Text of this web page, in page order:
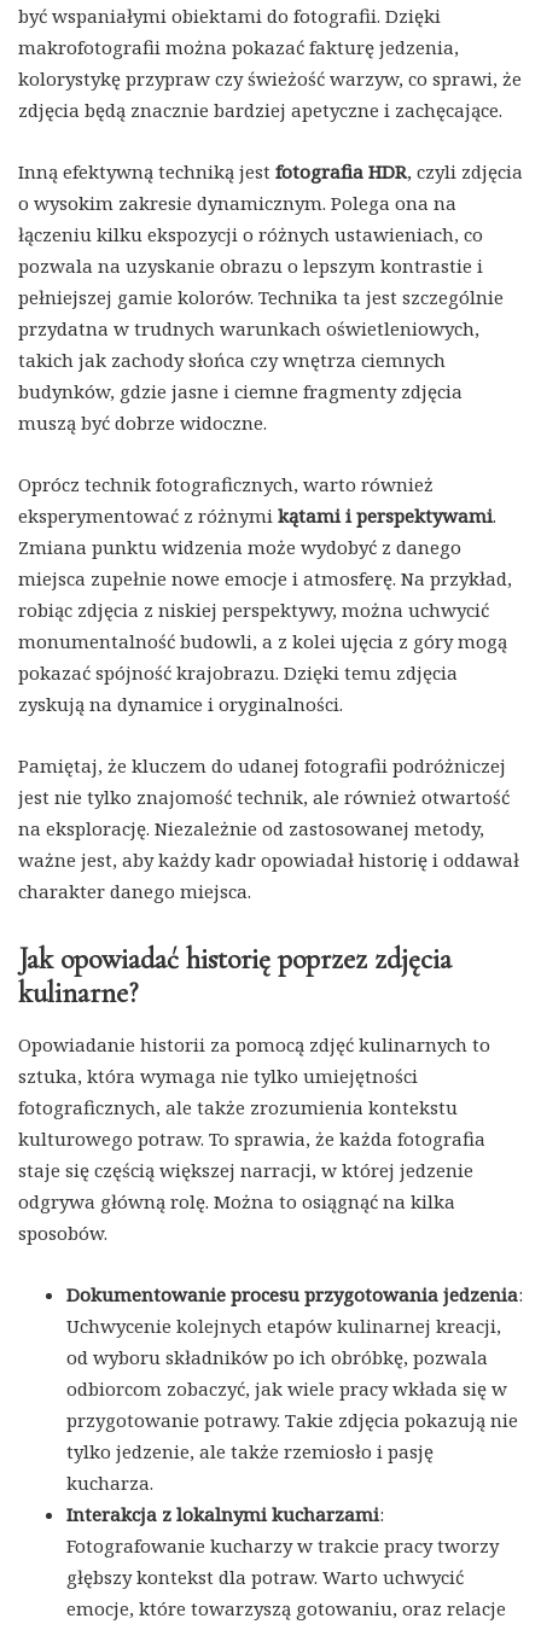
być wspaniałymi obiektami do fotografii. Dzięki
makrofotografii można pokazać fakturę jedzenia,
kolorystykę przypraw czy świeżość warzyw, co sprawi, że
zdjęcia będą znacznie bardziej apetyczne i zachęcające.
Inną efektywną techniką jest fotografia HDR, czyli zdjęcia
o wysokim zakresie dynamicznym. Polega ona na
łączeniu kilku ekspozycji o różnych ustawieniach, co
pozwala na uzyskanie obrazu o lepszym kontrastie i
pełniejszej gamie kolorów. Technika ta jest szczególnie
przydatna w trudnych warunkach oświetleniowych,
takich jak zachody słońca czy wnętrza ciemnych
budynków, gdzie jasne i ciemne fragmenty zdjęcia
muszą być dobrze widoczne.
Oprócz technik fotograficznych, warto również
eksperymentować z różnymi kątami i perspektywami.
Zmiana punktu widzenia może wydobyć z danego
miejsca zupełnie nowe emocje i atmosferę. Na przykład,
robiąc zdjęcia z niskiej perspektywy, można uchwycić
monumentalność budowli, a z kolei ujęcia z góry mogą
pokazać spójność krajobrazu. Dzięki temu zdjęcia
zyskują na dynamice i oryginalności.
Pamiętaj, że kluczem do udanej fotografii podróżniczej
jest nie tylko znajomość technik, ale również otwartość
na eksplorację. Niezależnie od zastosowanej metody,
ważne jest, aby każdy kadr opowiadał historię i oddawał
charakter danego miejsca.
Jak opowiadać historię poprzez zdjęcia
kulinarne?
Opowiadanie historii za pomocą zdjęć kulinarnych to
sztuka, która wymaga nie tylko umiejętności
fotograficznych, ale także zrozumienia kontekstu
kulturowego potraw. To sprawia, że każda fotografia
staje się częścią większej narracji, w której jedzenie
odgrywa główną rolę. Można to osiągnąć na kilka
sposobów.
Dokumentowanie procesu przygotowania jedzenia:
Uchwycenie kolejnych etapów kulinarnej kreacji,
od wyboru składników po ich obróbkę, pozwala
odbiorcom zobaczyć, jak wiele pracy wkłada się w
przygotowanie potrawy. Takie zdjęcia pokazują nie
tylko jedzenie, ale także rzemiosło i pasję
kucharza.
Interakcja z lokalnymi kucharzami:
Fotografowanie kucharzy w trakcie pracy tworzy
głębszy kontekst dla potraw. Warto uchwycić
emocje, które towarzyszą gotowaniu, oraz relacje